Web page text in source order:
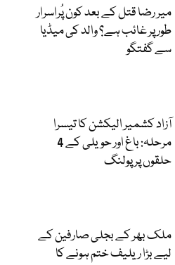
میر رضا قتل کے بعد کون پُراسرار
طور پر غائب ہے؟ والد کی میڈیا
سے گفتگو
آزاد کشمیر الیکشن کا تیسرا
مرحلہ: باغ اور حویلی کے 4
حلقوں پر پولنگ
ملک بھر کے بجلی صارفین کے
لیے بڑا ریلیف ختم ہونے کا